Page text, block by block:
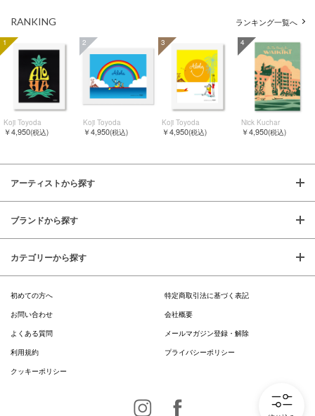
RANKING ランキング一覧へ
1
Koji Toyoda
￥4,950(税込)
2
Koji Toyoda
￥4,950(税込)
3
Koji Toyoda
￥4,950(税込)
4
Nick Kuchar
￥4,950(税込)
アーティストから探す
ブランドから探す
カテゴリーから探す
初めての方へ
特定商取引法に基づく表記
お問い合わせ
会社概要
よくある質問
メールマガジン登録・解除
利用規約
プライバシーポリシー
クッキーポリシー
InstagramFacebook